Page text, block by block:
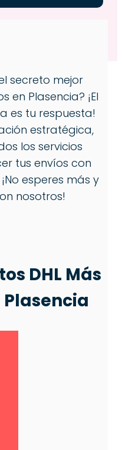
secreto mejor
en Plasencia? ¡El
es tu respuesta!
estratégica,
los servicios
tus envíos con
esperes más y
nosotros!
DHL Más
Plasencia